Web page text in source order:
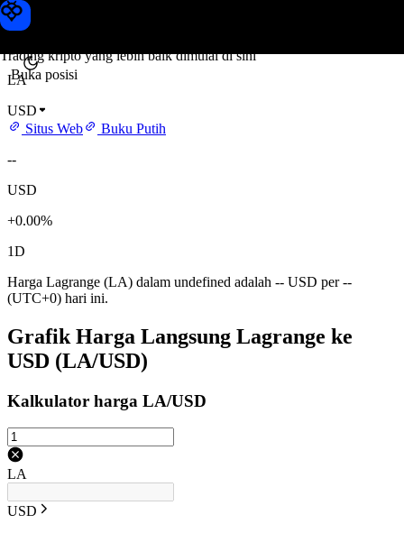
Trading kripto yang lebih baik dimulai di sini
Buka posisi
Harga Lagrange
LA
USD
Situs Web
Buku Putih
--
USD
+0.00%
1D
Harga Lagrange (LA) dalam undefined adalah -- USD per --
(UTC+0) hari ini.
Grafik Harga Langsung Lagrange ke
USD (LA/USD)
Kalkulator harga LA/USD
LA
USD